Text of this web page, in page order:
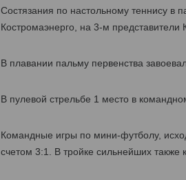
Состязания по настольному теннису в
Костромаэнерго, на 3-м представители
В плавании пальму первенства
В пулевой стрельбе 1 место в
Командные игры по мини-футболу,
счетом 3:1. В тройке сильнейших